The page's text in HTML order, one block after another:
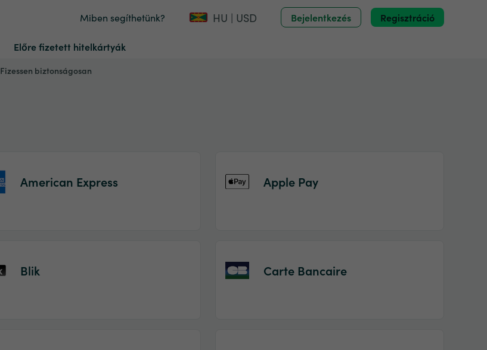
Miben segíthetünk? HU | USD Bejelentkezés Regisztráció
Előre fizetett hitelkártyák
Fizessen biztonságosan
American Express Apple Pay
Blik Carte Bancaire